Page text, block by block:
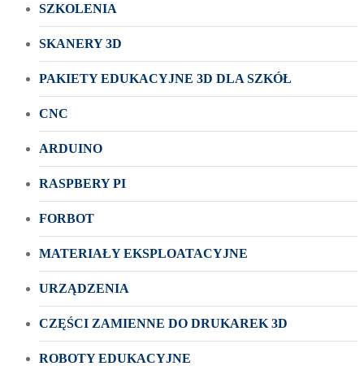
SZKOLENIA
SKANERY 3D
PAKIETY EDUKACYJNE 3D DLA SZKÓŁ
CNC
ARDUINO
RASPBERY PI
FORBOT
MATERIAŁY EKSPLOATACYJNE
URZĄDZENIA
CZĘŚCI ZAMIENNE DO DRUKAREK 3D
ROBOTY EDUKACYJNE